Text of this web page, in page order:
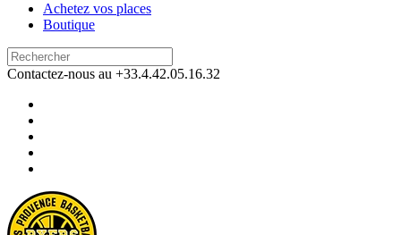
Achetez vos places
Boutique
Contactez-nous au +33.4.42.05.16.32